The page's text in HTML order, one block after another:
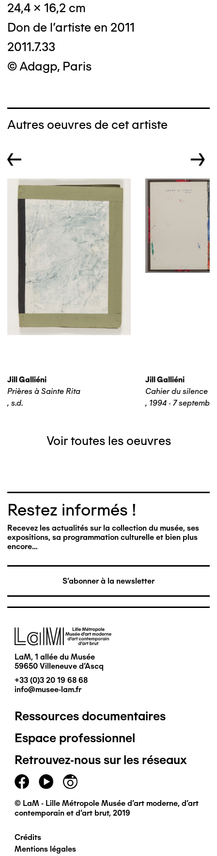
24,4 x 16,2 cm
Don de l'artiste en 2011
2011.7.33
© Adagp, Paris
Autres oeuvres de cet artiste
← →
Jill Galliéni
Prières à Sainte Rita
, s.d.
Jill Galliéni
Cahier du silence
, 1994 - 7
Voir toutes les oeuvres
Restez informés !
Recevez les actualités sur la collection du musée, ses
expositions, sa programmation culturelle et bien plus
encore…
S'abonner à la newsletter
Image
LaM, 1 allée du Musée
59650 Villeneuve d'Ascq
+33 (0)3 20 19 68 68
info@musee-lam.fr
Pied
de
page
principal
Ressources documentaires
Espace professionnel
Retrouvez-nous sur les réseaux
© LaM - Lille Métropole Musée d'art moderne, d'art
contemporain et d'art brut, 2019
Pied
Crédits
Mentions légales